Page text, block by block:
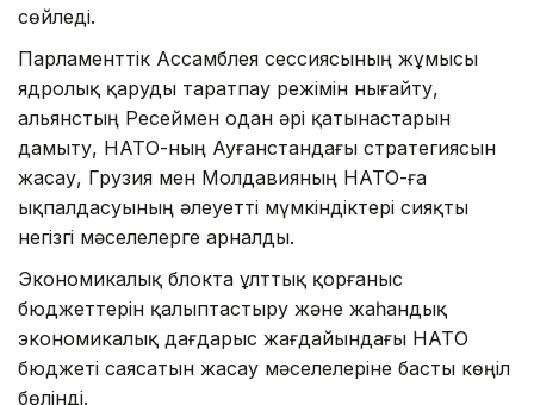
сөйледі.
Парламенттік Ассамблея сессиясының жұмысы
ядролық қаруды таратпау режімін нығайту,
альянстың Ресеймен одан әрі қатынастарын
дамыту, НАТО-ның Ауғанстандағы стратегиясын
жасау, Грузия мен Молдавияның НАТО-ға
ықпалдасуының әлеуетті мүмкіндіктері сияқты
негізгі мәселелерге арналды.
Экономикалық блокта ұлттық қорғаныс
бюджеттерін қалыптастыру және жаһандық
экономикалық дағдарыс жағдайындағы НАТО
бюджеті саясатын жасау мәселелеріне басты көңіл
бөлінді.